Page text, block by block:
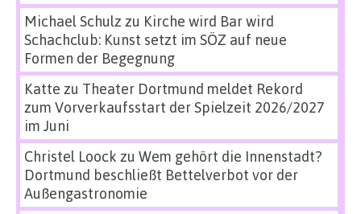
Michael Schulz zu Kirche wird Bar wird
Schachclub: Kunst setzt im SÖZ auf neue
Formen der Begegnung
Katte zu Theater Dortmund meldet Rekord
zum Vorverkaufsstart der Spielzeit 2026/2027
im Juni
Christel Loock zu Wem gehört die Innenstadt?
Dortmund beschließt Bettelverbot vor der
Außengastronomie